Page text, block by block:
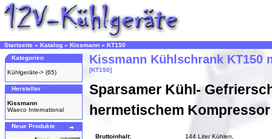
Startseite » Katalog » Kissmann » KT150
Kategorien
Kühlgeräte-> (65)
Hersteller
Kissmann
Waeco International
Neue Produkte
Kissmann Kühlschrank KT150
[KT150]
Sparsamer Kühl-
hermetischem Kompressor
Bruttoinhalt:
144 Liter Kühlen,